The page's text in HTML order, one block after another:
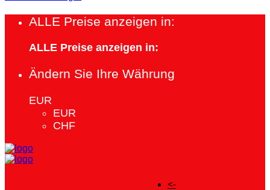
ALLE Preise anzeigen in:
ALLE Preise anzeigen in:
Ändern Sie Ihre Währung
EUR
EUR
CHF
<-